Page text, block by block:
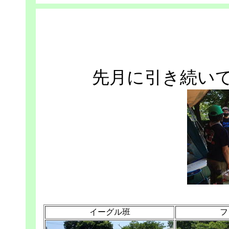
先月に引き続い
イーグル班